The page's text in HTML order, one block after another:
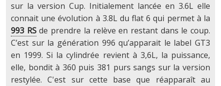
sur la version Cup. Initialement lancée en 3.6L elle
connait une évolution à 3.8L du flat 6 qui permet à la
993 RSde prendre la relève en restant dans le coup.
C’est sur la génération 996 qu’apparait le label GT3
en 1999. Si la cylindrée revient à 3,6L, la puissance,
elle, bondit à 360 puis 381 purs sangs sur la version
restylée. C'est sur cette base que réapparaît au